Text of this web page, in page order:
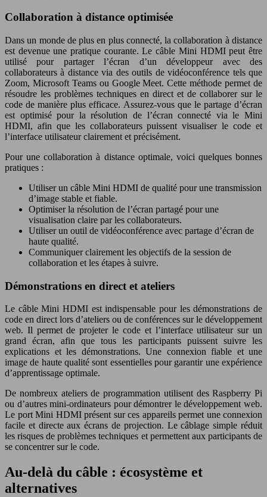
Collaboration à distance optimisée
Dans un monde de plus en plus connecté, la collaboration à distance
est devenue une pratique courante. Le câble Mini HDMI peut être
utilisé pour partager l’écran d’un développeur avec des
collaborateurs à distance via des outils de vidéoconférence tels que
Zoom, Microsoft Teams ou Google Meet. Cette méthode permet de
résoudre les problèmes techniques en direct et de collaborer sur le
code de manière plus efficace. Assurez-vous que le partage d’écran
est optimisé pour la résolution de l’écran connecté via le Mini
HDMI, afin que les collaborateurs puissent visualiser le code et
l’interface utilisateur clairement et précisément.
Pour une collaboration à distance optimale, voici quelques bonnes
pratiques :
Utiliser un câble Mini HDMI de qualité pour une transmission
d’image stable et fiable.
Optimiser la résolution de l’écran partagé pour une
visualisation claire par les collaborateurs.
Utiliser un outil de vidéoconférence avec partage d’écran de
haute qualité.
Communiquer clairement les objectifs de la session de
collaboration et les étapes à suivre.
Démonstrations en direct et ateliers
Le câble Mini HDMI est indispensable pour les démonstrations de
code en direct lors d’ateliers ou de conférences sur le développement
web. Il permet de projeter le code et l’interface utilisateur sur un
grand écran, afin que tous les participants puissent suivre les
explications et les démonstrations. Une connexion fiable et une
image de haute qualité sont essentielles pour garantir une expérience
d’apprentissage optimale.
De nombreux ateliers de programmation utilisent des Raspberry Pi
ou d’autres mini-ordinateurs pour démontrer le développement web.
Le port Mini HDMI présent sur ces appareils permet une connexion
facile et directe aux écrans de projection. Le câblage simple réduit
les risques de problèmes techniques et permettent aux participants de
se concentrer sur le code.
Au-delà du câble : écosystème et
alternatives